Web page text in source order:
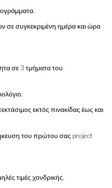
σε συγκεκριμένη ημέρα και ώρα
σε 3 τμήματα του
εκτός πινακίδας έως και
του πρώτου σας project
τιμές χονδρικής.